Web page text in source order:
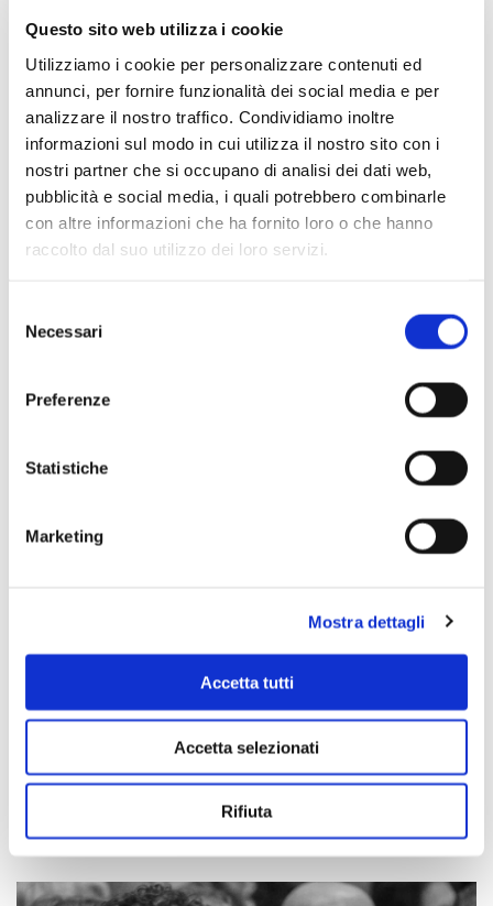
Questo sito web utilizza i cookie
Utilizziamo i cookie per personalizzare contenuti ed
annunci, per fornire funzionalità dei social media e per
analizzare il nostro traffico. Condividiamo inoltre
informazioni sul modo in cui utilizza il nostro sito con i
nostri partner che si occupano di analisi dei dati web,
pubblicità e social media, i quali potrebbero combinarle
con altre informazioni che ha fornito loro o che hanno
raccolto dal suo utilizzo dei loro servizi.
delNecessari
Preferenze
Statistiche
Marketing
Mostra dettagli
Accetta tutti
Accetta selezionati
Rifiuta
Scopri di più